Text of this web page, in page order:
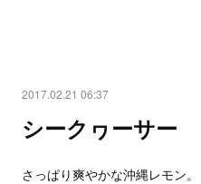
2017.02.21 06:37
シークヮーサー
さっぱり爽やかな沖縄レモン。